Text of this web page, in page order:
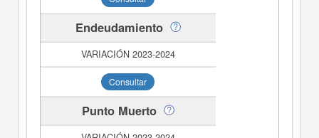
Endeudamiento
Consultar
Punto Muerto